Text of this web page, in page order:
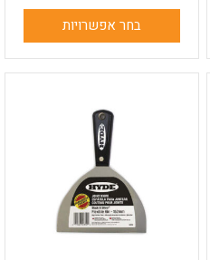
בחר אפשרויות
יש
מספר
סוגים.
ניתן
לבחור
את
האפשרויות